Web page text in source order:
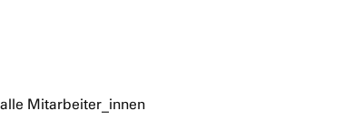
Mitarbeiter_innen